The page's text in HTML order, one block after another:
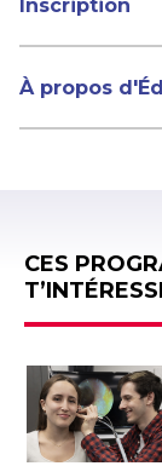
Inscription
À propos
CES